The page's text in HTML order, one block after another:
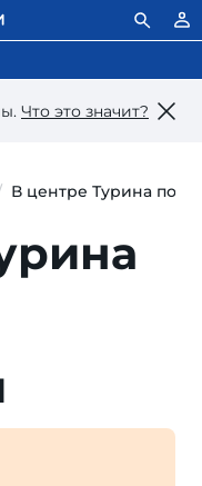
Что это значит?
В центре Турина